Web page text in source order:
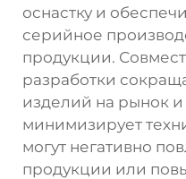
оснастку и
серийное
продукции.
разработки
изделий на рынок
минимизирует
могут негативно
продукции или